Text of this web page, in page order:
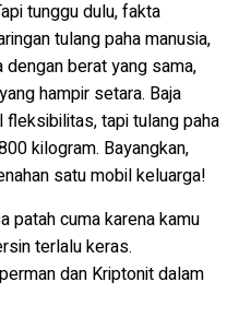
tunggu dulu, fakta
tulang paha manusia,
dengan berat yang sama,
hampir setara. Baja
tapi tulang paha
kilogram. Bayangkan,
satu mobil keluarga!
patah cuma karena kamu
terlalu keras.
dan Kriptonit dalam